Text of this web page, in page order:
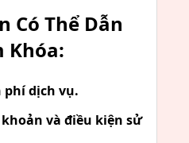
Có Thể Dẫn
Khóa:
dịch vụ.
và điều kiện sử